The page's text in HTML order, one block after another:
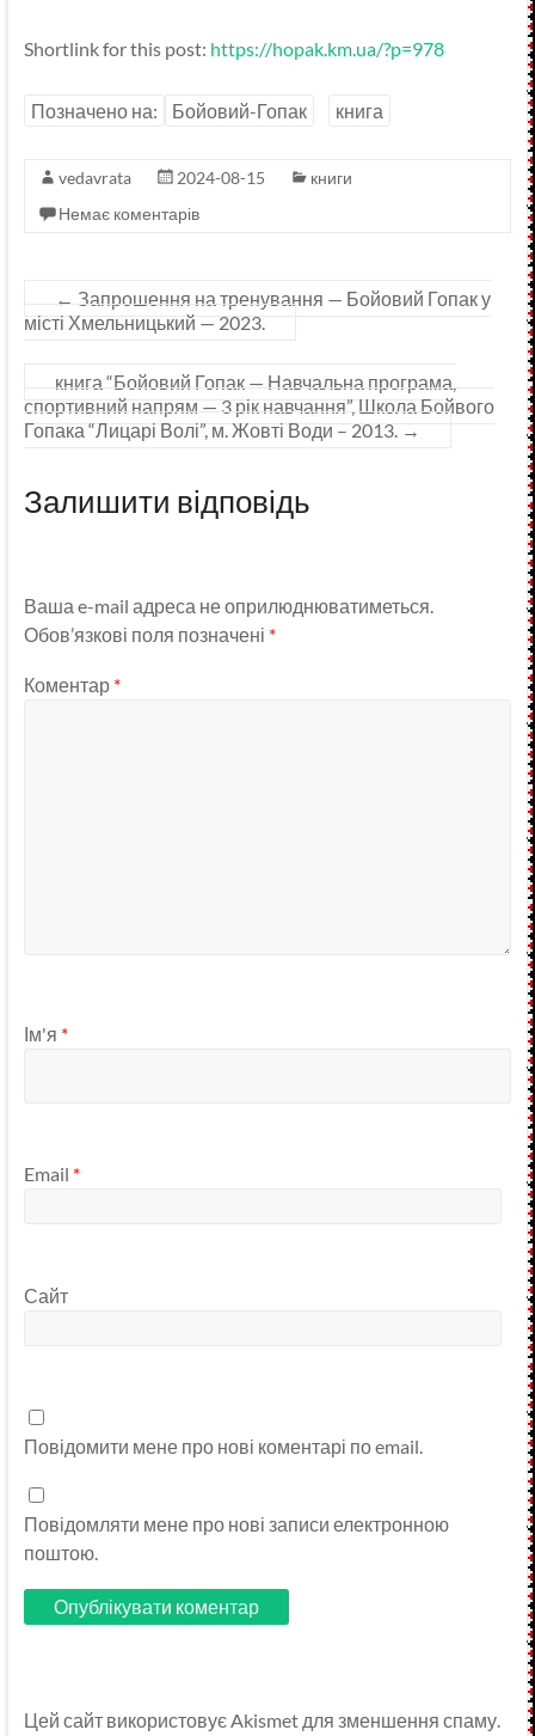
Shortlink for this post: https://hopak.km.ua/?p=978
Позначено на: Бойовий-Гопак книга
vedavrata 2024-08-15
книги
Немає коментарів
← Запрошення на тренування — Бойовий Гопак у
місті Хмельницький — 2023.
книга “Бойовий Гопак — Навчальна програма,
спортивний напрям — 3 рік навчання”, Школа Бойвого
Гопака “Лицарі Волі”, м. Жовті Води – 2013. →
Залишити відповідь
Ваша e-mail адреса не оприлюднюватиметься.
Обов’язкові поля позначені *
Коментар *
Ім'я *
Email *
Сайт
Повідомити мене про нові коментарі по email.
Повідомляти мене про нові записи електронною
поштою.
Цей сайт використовує Akismet для зменшення спаму.